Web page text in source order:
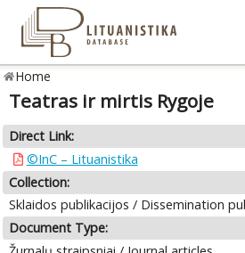
Home
Teatras ir mirtis Rygoje
Direct Link:
©InC – Lituanistika
Collection:
Sklaidos publikacijos / Dissemination
Document Type: